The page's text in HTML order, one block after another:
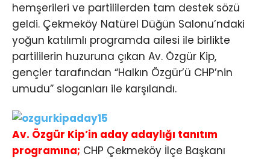
hemşerileri ve partililerden tam destek sözü
geldi. Çekmeköy Natürel Düğün Salonu’ndaki
yoğun katılımlı programda ailesi ile birlikte
partililerin huzuruna çıkan Av. Özgür Kip,
gençler tarafından “Halkın Özgür’ü CHP’nin
umudu” sloganları ile karşılandı.
Av. Özgür Kip’in aday adaylığı tanıtım
programına; CHP Çekmeköy İlçe Başkanı